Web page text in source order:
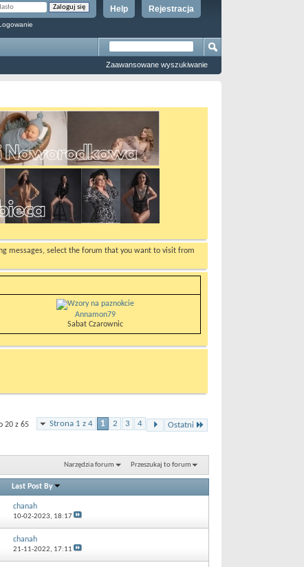
Rejestracja
Help
Zaawansowane wyszukiwanie
messages, select the forum that you want to visit from
Annamon79
Sabat Czarownic
Strona 1 z 4 1 2 3 4 Ostatni
20 z 65
Narzędzia forum Przeszukaj to forum
Last Post By
chanah
10-02-2023, 18:17
chanah
21-11-2022, 17:11